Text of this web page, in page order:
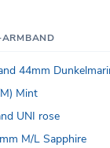
ARMBAND
44mm
Mint
UNI rose
M/L Sapphire